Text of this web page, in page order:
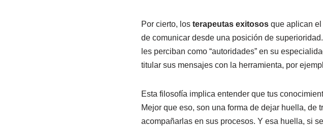
Por cierto, los terapeutas exitososque aplican el
de comunicar desde una posición de
les perciban como “autoridades” en su
titular sus mensajes con la herramienta, por
Esta filosofía implica entender que tus
Mejor que eso, son una forma de dejar huella, de
acompañarlas en sus procesos. Y esa huella, si